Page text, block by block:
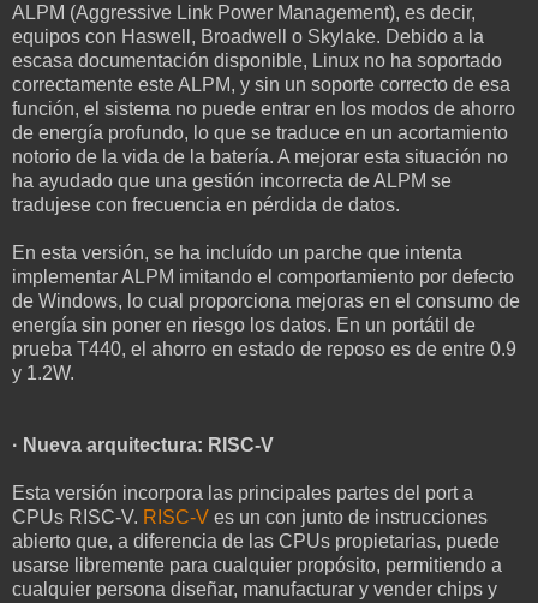
ALPM (Aggressive Link Power Management), es decir,
equipos con Haswell, Broadwell o Skylake. Debido a la
escasa documentación disponible, Linux no ha soportado
correctamente este ALPM, y sin un soporte correcto de esa
función, el sistema no puede entrar en los modos de ahorro
de energía profundo, lo que se traduce en un acortamiento
notorio de la vida de la batería. A mejorar esta situación no
ha ayudado que una gestión incorrecta de ALPM se
tradujese con frecuencia en pérdida de datos.
En esta versión, se ha incluído un parche que intenta
implementar ALPM imitando el comportamiento por defecto
de Windows, lo cual proporciona mejoras en el consumo de
energía sin poner en riesgo los datos. En un portátil de
prueba T440, el ahorro en estado de reposo es de entre 0.9
y 1.2W.
· Nueva arquitectura: RISC-V
Esta versión incorpora las principales partes del port a
CPUs RISC-V. RISC-V es un con junto de instrucciones
abierto que, a diferencia de las CPUs propietarias, puede
usarse libremente para cualquier propósito, permitiendo a
cualquier persona diseñar, manufacturar y vender chips y